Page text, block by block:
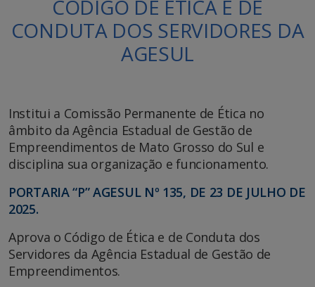
CÓDIGO DE ÉTICA E DE
CONDUTA DOS SERVIDORES DA
AGESUL
Institui a Comissão Permanente de Ética no
âmbito da Agência Estadual de Gestão de
Empreendimentos de Mato Grosso do Sul e
disciplina sua organização e funcionamento.
PORTARIA “P” AGESUL Nº 135, DE 23 DE JULHO DE
2025.
Aprova o Código de Ética e de Conduta dos
Servidores da Agência Estadual de Gestão de
Empreendimentos.